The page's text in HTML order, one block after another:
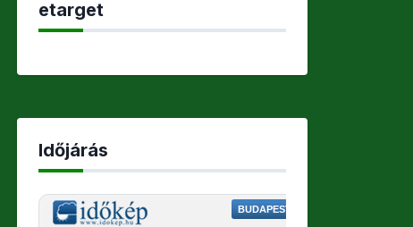
etarget
Időjárás